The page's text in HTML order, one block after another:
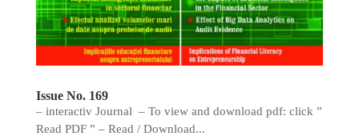
Issue No. 169
– interactiv Journal – To view and download pdf: click ”
Read PDF ” – Read / Download...